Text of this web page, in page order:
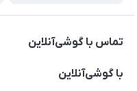
تماس با گوشی‌آنلاین
۰۲۱91001221
با گوشی‌آنلاین